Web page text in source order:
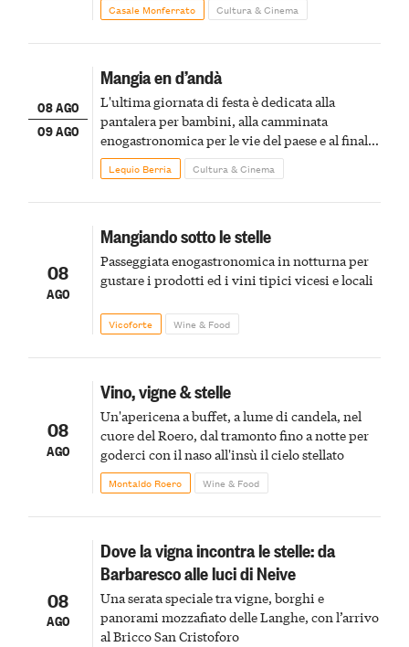
Casale Monferrato Cultura & Cinema
08 AGO
09 AGO
Mangia en d’andà
L'ultima giornata di festa è dedicata alla
pantalera per bambini, alla camminata
enogastronomica per le vie del paese e al finale
pirotecnico
Lequio Berria Cultura & Cinema
08
AGO
Mangiando sotto le stelle
Passeggiata enogastronomica in notturna per
gustare i prodotti ed i vini tipici vicesi e locali
Vicoforte Wine & Food
08
AGO
Vino, vigne & stelle
Un'apericena a buffet, a lume di candela, nel
cuore del Roero, dal tramonto fino a notte per
goderci con il naso all'insù il cielo stellato
Montaldo Roero Wine & Food
08
AGO
Dove la vigna incontra le stelle: da
Barbaresco alle luci di Neive
Una serata speciale tra vigne, borghi e
panorami mozzafiato delle Langhe, con l’arrivo
al Bricco San Cristoforo